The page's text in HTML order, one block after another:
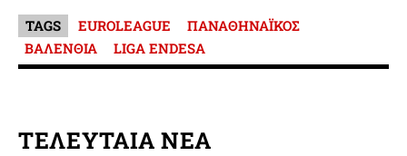
TAGS EUROLEAGUE
ΠΑΝΑΘΗΝΑΪΚΟΣ
ΒΑΛΕΝΘΙΑ
LIGA ENDESA
ΤΕΛΕΥΤΑΙΑ ΝΕΑ